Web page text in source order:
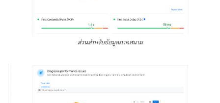
ส่วนสำหรับข้อมูลภาคสนาม